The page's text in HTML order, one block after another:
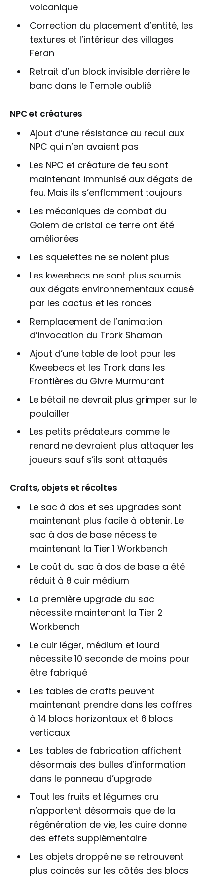
volcanique
Correction du placement d’entité, les
textures et l’intérieur des villages
Feran
Retrait d’un block invisible derrière le
banc dans le Temple oublié
NPC et créatures
Ajout d’une résistance au recul aux
NPC qui n’en avaient pas
Les NPC et créature de feu sont
maintenant immunisé aux dégats de
feu. Mais ils s’enflamment toujours
Les mécaniques de combat du
Golem de cristal de terre ont été
améliorées
Les squelettes ne se noient plus
Les kweebecs ne sont plus soumis
aux dégats environnementaux causé
par les cactus et les ronces
Remplacement de l’animation
d’invocation du Trork Shaman
Ajout d’une table de loot pour les
Kweebecs et les Trork dans les
Frontières du Givre Murmurant
Le bétail ne devrait plus grimper sur le
poulailler
Les petits prédateurs comme le
renard ne devraient plus attaquer les
joueurs sauf s’ils sont attaqués
Crafts, objets et récoltes
Le sac à dos et ses upgrades sont
maintenant plus facile à obtenir. Le
sac à dos de base nécessite
maintenant la Tier 1 Workbench
Le coût du sac à dos de base a été
réduit à 8 cuir médium
La première upgrade du sac
nécessite maintenant la Tier 2
Workbench
Le cuir léger, médium et lourd
nécessite 10 seconde de moins pour
être fabriqué
Les tables de crafts peuvent
maintenant prendre dans les coffres
à 14 blocs horizontaux et 6 blocs
verticaux
Les tables de fabrication affichent
désormais des bulles d’information
dans le panneau d’upgrade
Tout les fruits et légumes cru
n’apportent désormais que de la
régénération de vie, les cuire donne
des effets supplémentaire
Les objets droppé ne se retrouvent
plus coincés sur les côtés des blocs